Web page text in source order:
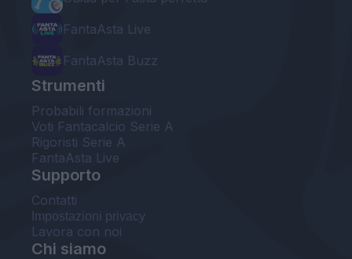
FantaAsta Live
FantaAsta Buzz
Strumenti
Probabili formazioni
Voti Fantacalcio Serie A
Rigoristi Serie A
FantaAsta Live
Supporto
Contatti
Impostazioni privacy
Lavora con noi
Chi siamo